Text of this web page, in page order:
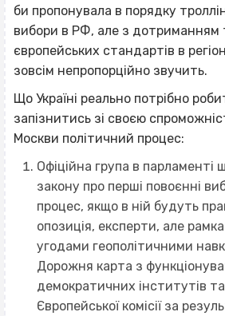
би пропонувала в порядку
вибори в РФ, але з дотриманням
європейських стандартів в
зовсім непропорційно звучить.
Що Україні реально потрібно
запізнитись зі своєю
Москви політичний процес:
Офіційна група в парламенті
закону про перші повоєнні
процес, якщо в ній будуть
опозиція, експерти, але
угодами геополітичними
Дорожня карта з
демократичних інститутів
Європейської комісії за